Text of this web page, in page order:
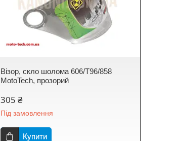
Візор, скло шолома 606/Т96/858
MotoTech, прозорий
305 ₴
Під замовлення
Купити